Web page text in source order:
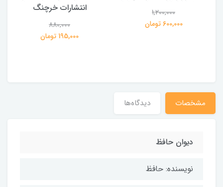
1,200,000
600,000 تومان
انتشارات خرچنگ
880,000
195,000 تومان
مشخصات دیدگاه‌ها
دیوان حافظ
نویسنده: حافظ